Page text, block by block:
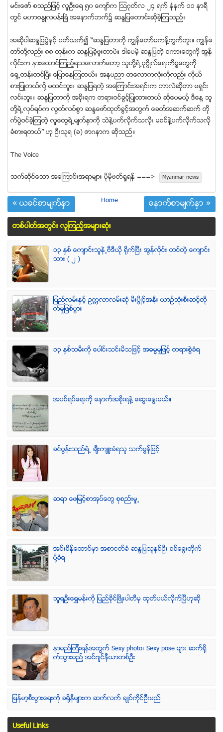
မင္းေဇာ္ စသည္ျဖင့္ လူဦးေရ ၅၀ ေက်ာ္က ၾသဂုတ္လ ၂၄ ရက္ နံနက္ ၁၁ နာရီ
တြင္ မဟာဗႏၶဳလပန္းၿခံ အေနာက္ဘက္၌ ဆႏၵျပေတာင္းဆိုခဲ့ၾကသည္။
အဆိုပါဆႏၵျပပြဲႏွင့္ ပတ္သက္၍ “ဆႏၵျပတာကို ကြၽန္ေတာ္မကန္႔ကြက္ဘူး။ ကြၽန္ေ
တာ္တို႔လည္း ၈၈ တုန္းက ဆႏၵျပခဲ့ဖူးတာပဲ။ ဒါေပမဲ့ ဆႏၵျပတဲ့ စကားေတြကို အြန္
လိုင္းက နားေထာင္ၾကည့္ရသေလာက္ေတာ့ သူတို႔ရဲ႕ပုဂၢိဳလ္ေရးကိစၥေတြကို
ေရွ႕တန္းတင္ၿပီး ေျပာေနၾကတယ္။ အႏုပညာ တေလာကလုံးကိုလည္း ကိုယ္
စားျပဳတယ္လို႔ မထင္ဘူး။ ဆႏၵျပရတဲ့ အေၾကာင္းအရင္းက ဘာလဲဆိုတာ မရွင္း
လင္းဘူး။ ဆႏၵျပတာကို အစိုးရက တရားဝင္ခြင့္ျပဳထားတယ္ ဆိုေပမယ့္ ဒီေန႔ သူ
တို႔ရဲ႕လုပ္ရပ္က လြတ္လပ္စြာ ဆႏၵေဖာ္ထုတ္ခြင့္အတြက္ ေခတ္အဆက္ဆက္ တို
က္ပြဲဝင္ခဲ့ၾကတဲ့ လူေတြရဲ႕မ်က္ႏွာကို သဲနဲ႔ပက္လိုက္သလို၊ မစင္နဲ႔ပက္လိုက္သလို
ခံစားရတယ္” ဟု ဦးသူရ (ခ) ဇာဂနာက ဆိုသည္။
The Voice
သက္ဆုိင္ေသာ အေၾကာင္းအရာမ်ား ပုိမုိဖတ္ရႈရန္ ===> Myanmar-news
« ယခင္စာမ်က္ႏွာ Home ေနာက္စာမ်က္ႏွာ »
တစ္ပါတ္အတြင္း လူၾကည့္အမ်ားဆံုး
၁၃ ႏွစ္ ေက်ာင္းသူနဲ႕ဗီဒီယို ရိုက္ျပီး အြန္လိုင္း တင္တဲ့ ေက်ာင္း
သား ( ၂ )
ျပည္လမ္းႏွင့္ ဥကၠလာလမ္းဆုံ မီးပြိဳင့္အနီး ယာဥ္သုံးစီးဆင့္တို
က္မႈျဖစ္ပြား
၁၃ ႏွစ္သမီးကို ေပါင္းသင္းမိသျဖင့္ အဓမၼမႈျဖင့္ တရားစြဲခံရ
အပစ္ရပ္ေရးကို ေနာက္အစိုးရနဲ႔ ေဆြးေႏြးမယ္။
ခင္ပြန္းသည္ရဲ႕ ခ်ီးက်ဴးခံရသူ သက္မြန္ျမင့္
ဆရာ ေဖျမင့္စာအုပ္ေတြ စုစည္းမူ႕
အင္းစိန္ေထာင္မွာ အစာငတ္ခံ ဆႏၵျပသူႏွစ္ဦး စစ္ေခြးတုိက္
ပုိ႔ခံရ
သူရဦးေရႊမန္းကို ျပည္ခိုင္ျဖိဳးပါတီမွ ထုတ္ပယ္လိုက္ျပီဟုဆို
နာမည္ၾကီးရန္အတြက္ Sexy photo၊ Sexy pose မ်ား ဆက္ရို
က္သြားမည္႔ အင္ဂ်င္နီယာတစ္ဦး
ျမန္မာ့စီးပြားေရးကို ခရိုနီမ်ားက ဆက္လက္ ခ်ဳပ္ကိုင္ဥိီးမည္
Useful Links